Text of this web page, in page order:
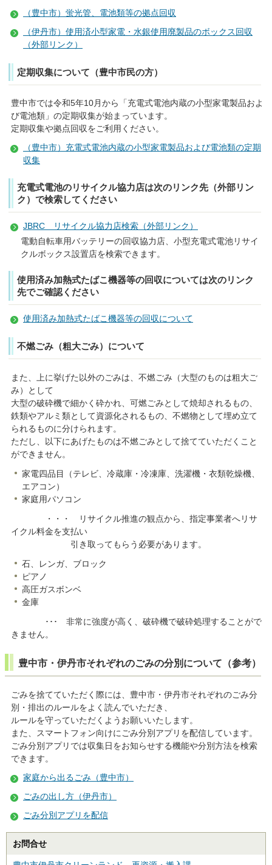
（豊中市）蛍光管、電池類等の拠点回収
（伊丹市）使用済小型家電・水銀使用廃製品のボックス回収
（外部リンク）
定期収集について（豊中市民の方）
豊中市では令和5年10月から「充電式電池内蔵の小型家電製品およ
び電池類」の定期収集が始まっています。
定期収集や拠点回収をご利用ください。
（豊中市）充電式電池内蔵の小型家電製品および電池類の定期
収集
充電式電池のリサイクル協力店は次のリンク先（外部リン
ク）で検索してください
JBRC リサイクル協力店検索（外部リンク）
電動自転車用バッテリーの回収協力店、小型充電式電池リサイ
クルボックス設置店を検索できます。
使用済み加熱式たばこ機器等の回収については次のリンク
先でご確認ください
使用済み加熱式たばこ機器等の回収について
不燃ごみ（粗大ごみ）について
また、上に挙げた以外のごみは、不燃ごみ（大型のものは粗大ご
み）として
大型の破砕機で細かく砕かれ、可燃ごみとして焼却されるもの、
鉄類やアルミ類として資源化されるもの、不燃物として埋め立て
られるものに分けられます。
ただし、以下にあげたものは不燃ごみとして捨てていただくこと
ができません。
家電四品目（テレビ、冷蔵庫・冷凍庫、洗濯機・衣類乾燥機、
エアコン）
家庭用パソコン
・・・ リサイクル推進の観点から、指定事業者へリサ
イクル料金を支払い
引き取ってもらう必要があります。
石、レンガ、ブロック
ピアノ
高圧ガスボンベ
金庫
･･･ 非常に強度が高く、破砕機で破砕処理することがで
きません。
豊中市・伊丹市それぞれのごみの分別について（参考）
ごみを捨てていただく際には、豊中市・伊丹市それぞれのごみ分
別・排出のルールをよく読んでいただき、
ルールを守っていただくようお願いいたします。
また、スマートフォン向けにごみ分別アプリを配信しています。
ごみ分別アプリでは収集日をお知らせする機能や分別方法を検索
できます。
家庭から出るごみ（豊中市）
ごみの出し方（伊丹市）
ごみ分別アプリを配信
お問合せ